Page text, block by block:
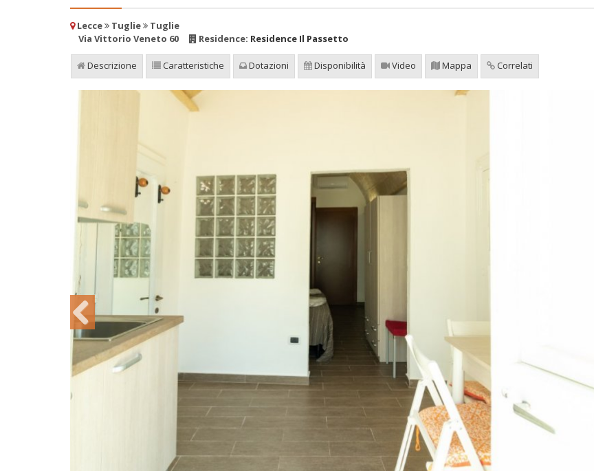
Lecce Tuglie
Tuglie
Via Vittorio Veneto 60
Residence: Residence Il Passetto
Descrizione Caratteristiche Dotazioni Disponibilità Video Mappa Correlati